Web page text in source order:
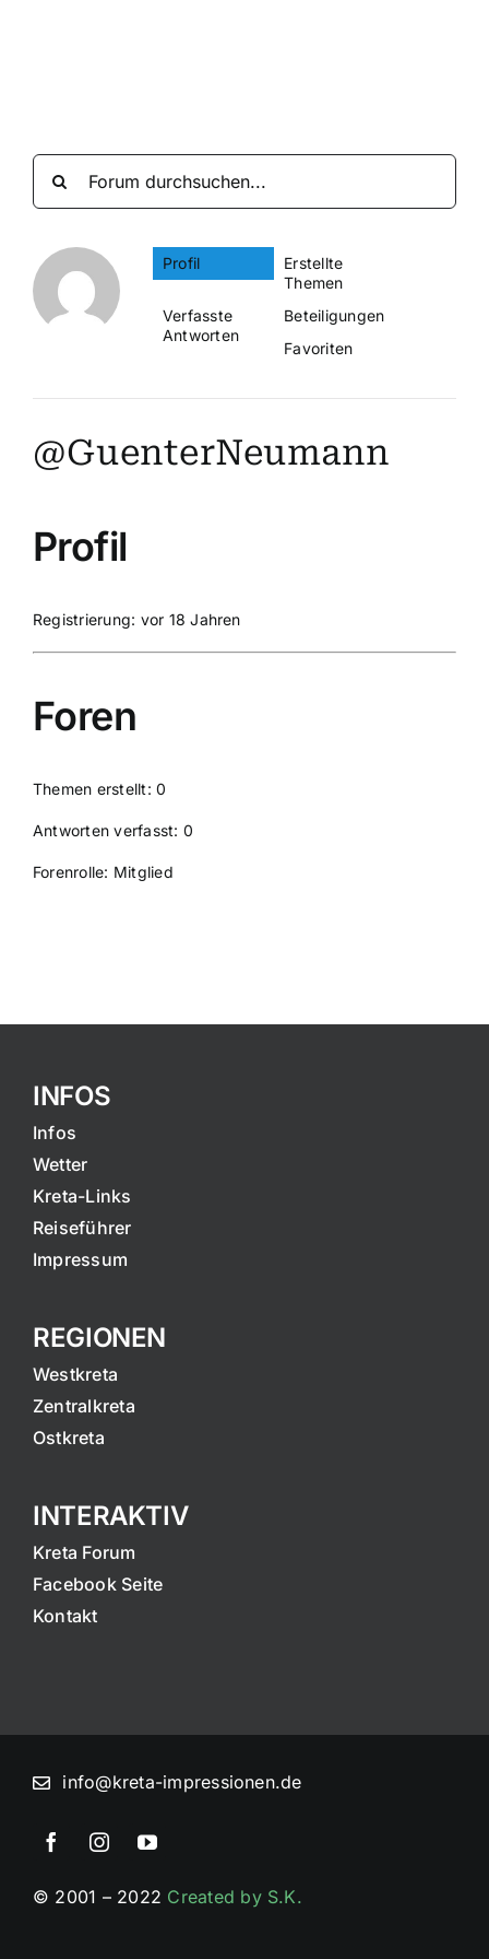
Profil
Erstellte
Themen
Verfasste
Antworten
Beteiligungen
Favoriten
@GuenterNeumann
Profil
Registrierung: vor 18 Jahren
Foren
Themen erstellt: 0
Antworten verfasst: 0
Forenrolle: Mitglied
INFOS
Infos
Wetter
Kreta-Links
Reiseführer
Impressum
REGIONEN
Westkreta
Zentralkreta
Ostkreta
INTERAKTIV
Kreta Forum
Facebook Seite
Kontakt
info@kreta-impressionen.de
© 2001 – 2022 Created by S.K.